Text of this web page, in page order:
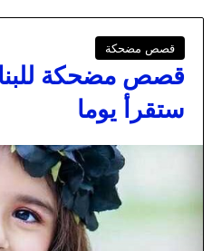
قصص مضحكة
قصص مضحكة
ستقرأ يوما